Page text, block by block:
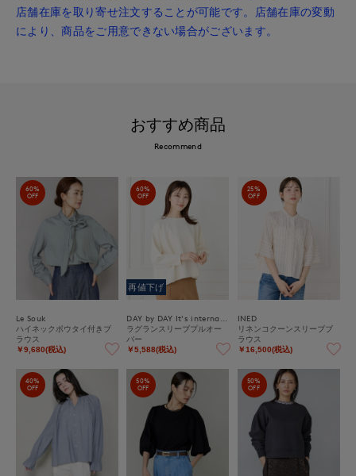
店舗在庫を取り寄せ注文することが可能です。店舗在庫の変動
により、商品をご用意できない場合がございます。
おすすめ商品
Recommend
60%
OFF
Le Souk
ハイネックボウタイ付きブ
ラウス
￥9,680(税込)
60%
OFF
再値下げ
ラグランスリーブプルオー
バー
￥5,588(税込)
25%
OFF
INED
リネンコクーンスリーブブ
ラウス
￥16,500(税込)
40%
OFF
50%
OFF
50%
OFF